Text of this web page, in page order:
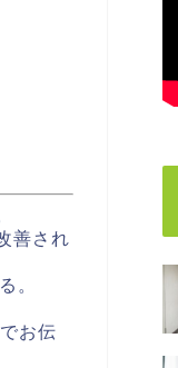
善され
。
お伝